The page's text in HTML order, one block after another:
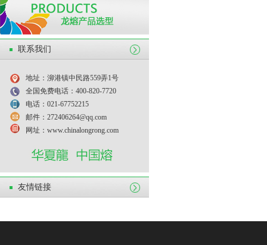
联系我们
地址：泖港镇中民路559弄1号
全国免费电话：400-820-7720
电话：021-67752215
邮件：272406264@qq.com
网址：www.chinalongrong.com
友情链接